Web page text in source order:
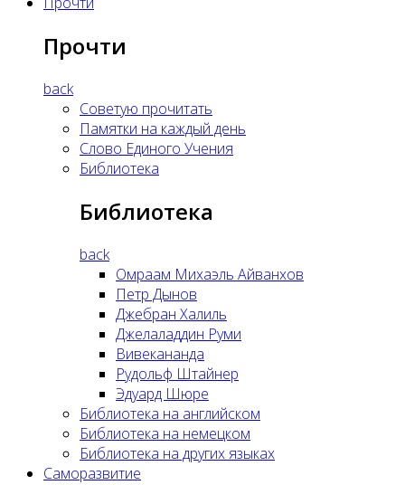
Прочти
back
Советую прочитать
Памятки на каждый день
Слово Единого Учения
Библиотека
Библиотека
back
Омраам Михаэль Айванхов
Петр Дынов
Джебран Халиль
Джелаладдин Руми
Вивекананда
Рудольф Штайнер
Эдуард Шюре
Библиотека на английском
Библиотека на немецком
Библиотека на других языках
Саморазвитие